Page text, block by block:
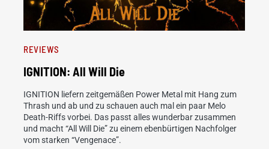
REVIEWS
IGNITION: All Will Die
IGNITION liefern zeitgemäßen Power Metal mit Hang zum
Thrash und ab und zu schauen auch mal ein paar Melo
Death-Riffs vorbei. Das passt alles wunderbar zusammen
und macht “All Will Die” zu einem ebenbürtigen Nachfolger
vom starken “Vengenace”.